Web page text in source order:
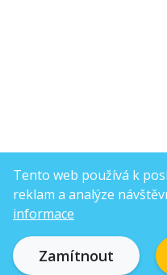
Tento web používá k
reklam a analýze
informace
Zamítnout